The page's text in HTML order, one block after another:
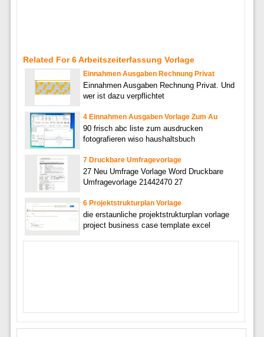
Related For 6 Arbeitszeiterfassung Vorlage
Einnahmen Ausgaben Rechnung Privat
Einnahmen Ausgaben Rechnung Privat. Und
wer ist dazu verpflichtet
4 Einnahmen Ausgaben Vorlage Zum Au
90 frisch abc liste zum ausdrucken
fotografieren wiso haushaltsbuch
7 Druckbare Umfragevorlage
27 Neu Umfrage Vorlage Word Druckbare
Umfragevorlage 21442470 27
6 Projektstrukturplan Vorlage
die erstaunliche projektstrukturplan vorlage
project business case template excel